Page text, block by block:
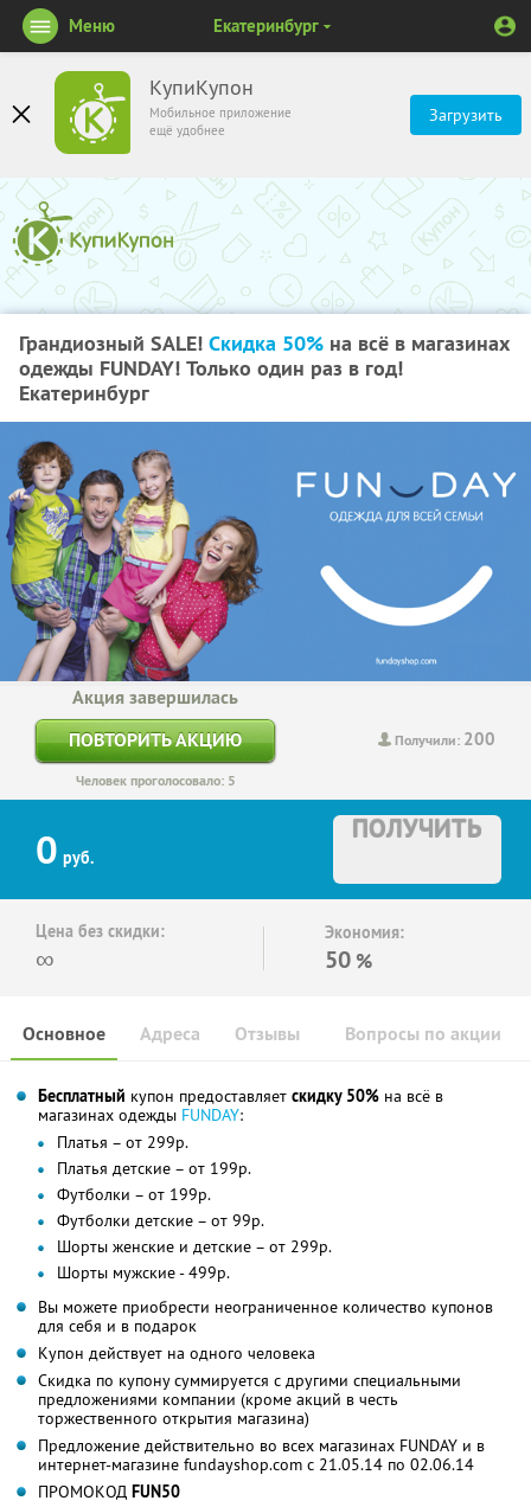
КупиКупон
Мобильное приложение
ещё удобнее
Загрузить
Меню Екатеринбург
Грандиозный SALE! Скидка 50% на всё в магазинах
одежды FUNDAY! Только один раз в год!
Екатеринбург
Получили: 200
Акция завершилась
ПОВТОРИТЬ АКЦИЮ
Человек проголосовало: 5
0 руб.
ПОЛУЧИТЬ
Цена без скидки:
∞
Экономия:
50 %
Основное Отзывы Вопросы по акции
Адреса
Бесплатный купон предоставляет скидку 50% на всё в
магазинах одежды FUNDAY:
Платья – от 299р.
Платья детские – от 199р.
Футболки – от 199р.
Футболки детские – от 99р.
Шорты женские и детские – от 299р.
Шорты мужские - 499р.
Вы можете приобрести неограниченное количество купонов
для себя и в подарок
Купон действует на одного человека
Скидка по купону суммируется с другими специальными
предложениями компании (кроме акций в честь
торжественного открытия магазина)
Предложение действительно во всех магазинах FUNDAY и в
интернет-магазине fundayshop.com с 21.05.14 по 02.06.14
ПРОМОКОД FUN50